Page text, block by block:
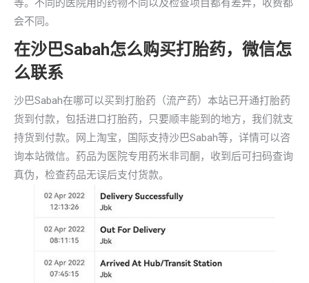
等。不同的医院用的药物不同以及检查项目都有差异，收费都
会不同。
在沙巴Sabah怎么购买打胎药，微信怎
么联系
沙巴Sabah在哪可以买到打胎药（流产药）本站已开通打胎药
货到付款，包括进口打胎药，只要顺丰能到的地方，我们就支
持货到付款。网上淘宝，国际支持沙巴Sabah等，详情可以咨
询本站微信。药品为医院专用药米非司酮，收到后可扫码查询
真伪，检查药品无误后支付货款。